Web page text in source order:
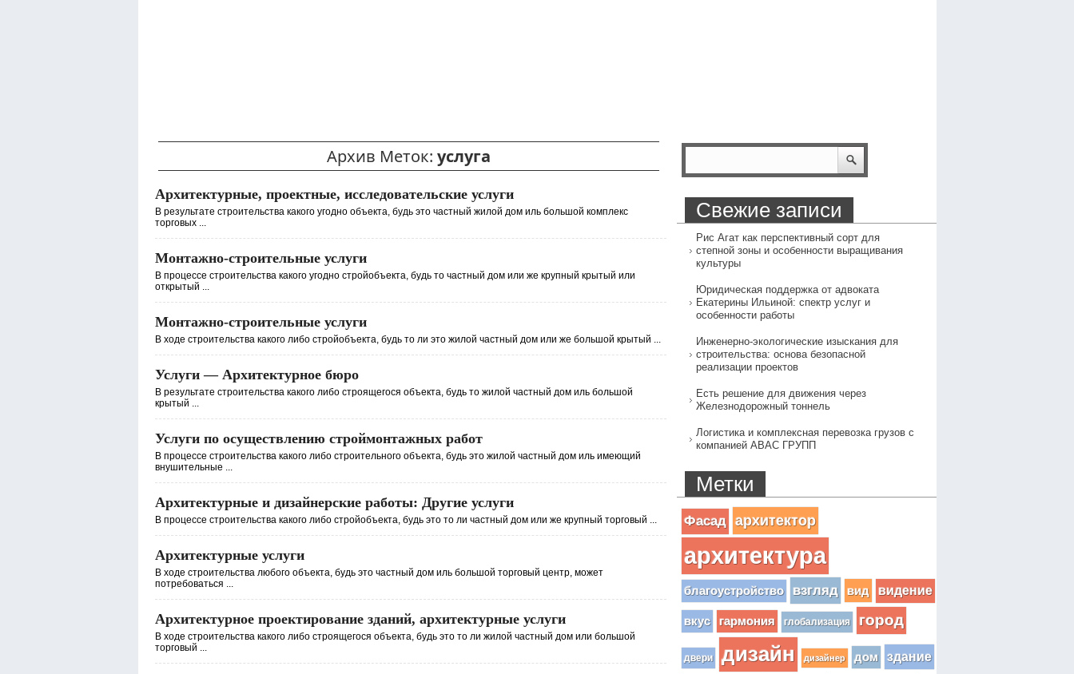
Архив Меток: услуга
Архитектурные, проектные, исследовательские услуги
В результате строительства какого угодно объекта, будь это частный жилой дом иль большой комплекс
торговых ...
Монтажно-строительные услуги
В процессе строительства какого угодно стройобъекта, будь то частный дом или же крупный крытый или
открытый ...
Монтажно-строительные услуги
В ходе строительства какого либо стройобъекта, будь то ли это жилой частный дом или же большой крытый ...
Услуги — Архитектурное бюро
В результате строительства какого либо строящегося объекта, будь то жилой частный дом иль большой
крытый ...
Услуги по осуществлению строймонтажных работ
В процессе строительства какого либо строительного объекта, будь это жилой частный дом иль имеющий
внушительные ...
Архитектурные и дизайнерские работы: Другие услуги
В процессе строительства какого либо стройобъекта, будь это то ли частный дом или же крупный торговый ...
Архитектурные услуги
В ходе строительства любого объекта, будь это частный дом иль большой торговый центр, может
потребоваться ...
Архитектурное проектирование зданий, архитектурные услуги
В ходе строительства какого либо строящегося объекта, будь это то ли жилой частный дом или большой
торговый ...
Свежие записи
Рис Агат как перспективный сорт для
степной зоны и особенности выращивания
культуры
Юридическая поддержка от адвоката
Екатерины Ильиной: спектр услуг и
особенности работы
Инженерно-экологические изыскания для
строительства: основа безопасной
реализации проектов
Есть решение для движения через
Железнодорожный тоннель
Логистика и комплексная перевозка грузов с
компанией АВАС ГРУПП
Метки
Фасад архитектор
архитектура
благоустройство взгляд вид видение
вкус гармония глобализация город
двери дизайн дизайнер дом здание